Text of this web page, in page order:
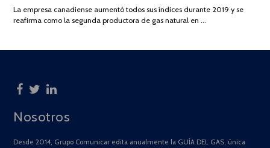
2025
La empresa canadiense aumentó todos sus índices durante 2019 y se
reafirma como la segunda productora de gas natural en …
Nosotros
Desde 2014, Grupo Comunicar edita anualmente la GUÍA DEL GAS, única